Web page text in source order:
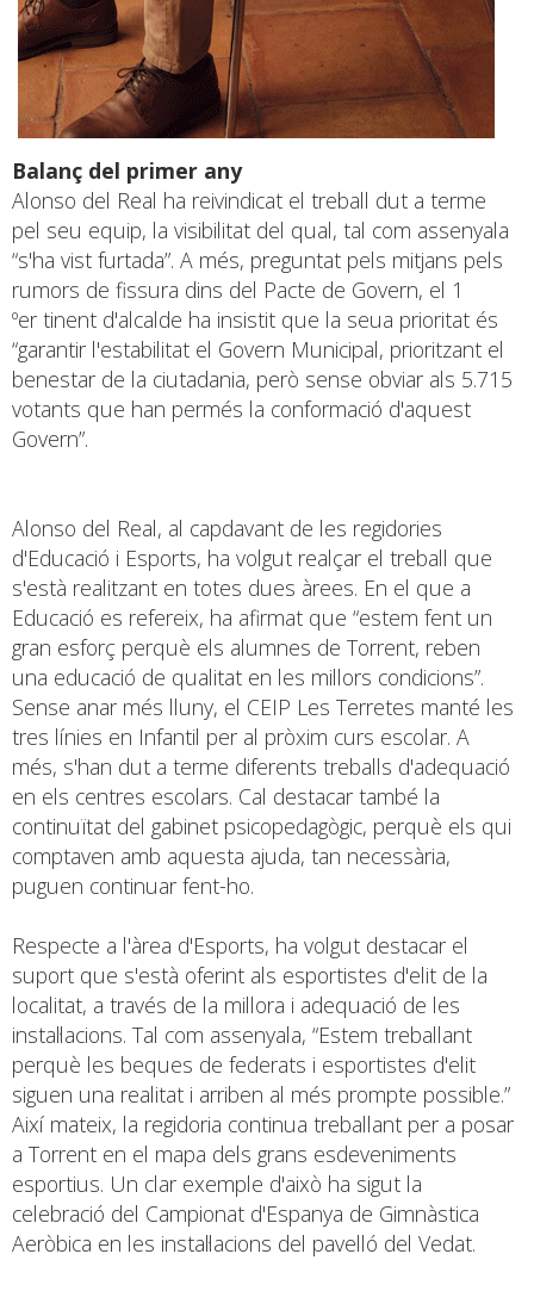
Balanç del primer any
Alonso del Real ha reivindicat el treball dut a terme
pel seu equip, la visibilitat del qual, tal com assenyala
“s'ha vist furtada”. A més, preguntat pels mitjans pels
rumors de fissura dins del Pacte de Govern, el 1
ºer tinent d'alcalde ha insistit que la seua prioritat és
“garantir l'estabilitat el Govern Municipal, prioritzant el
benestar de la ciutadania, però sense obviar als 5.715
votants que han permés la conformació d'aquest
Govern”.
Alonso del Real, al capdavant de les regidories
d'Educació i Esports, ha volgut realçar el treball que
s'està realitzant en totes dues àrees. En el que a
Educació es refereix, ha afirmat que “estem fent un
gran esforç perquè els alumnes de Torrent, reben
una educació de qualitat en les millors condicions”.
Sense anar més lluny, el CEIP Les Terretes manté les
tres línies en Infantil per al pròxim curs escolar. A
més, s'han dut a terme diferents treballs d'adequació
en els centres escolars. Cal destacar també la
continuïtat del gabinet psicopedagògic, perquè els qui
comptaven amb aquesta ajuda, tan necessària,
puguen continuar fent-ho.
Respecte a l'àrea d'Esports, ha volgut destacar el
suport que s'està oferint als esportistes d'elit de la
localitat, a través de la millora i adequació de les
instal·lacions. Tal com assenyala, “Estem treballant
perquè les beques de federats i esportistes d'elit
siguen una realitat i arriben al més prompte possible.”
Així mateix, la regidoria continua treballant per a posar
a Torrent en el mapa dels grans esdeveniments
esportius. Un clar exemple d'això ha sigut la
celebració del Campionat d'Espanya de Gimnàstica
Aeròbica en les instal·lacions del pavelló del Vedat.